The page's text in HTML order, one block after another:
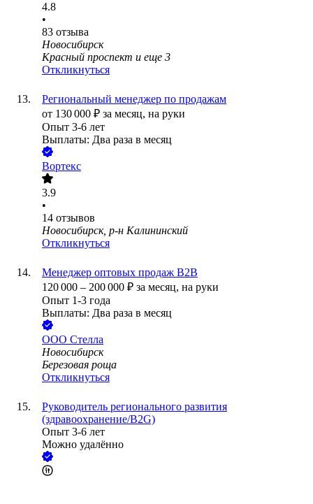
4.8
•
83 отзыва
Новосибирск
Красный проспект и еще 3
Откликнуться
Региональный менеджер по продажам
от 130 000 ₽ за месяц, на руки
Опыт 3-6 лет
Выплаты: Два раза в месяц
Вортекс
3.9
•
14 отзывов
Новосибирск, р-н Калининский
Откликнуться
Менеджер оптовых продаж B2B
120 000 – 200 000 ₽ за месяц, на руки
Опыт 1-3 года
Выплаты: Два раза в месяц
ООО Стелла
Новосибирск
Березовая роща
Откликнуться
Руководитель регионального развития
(здравоохранение/B2G)
Опыт 3-6 лет
Можно удалённо